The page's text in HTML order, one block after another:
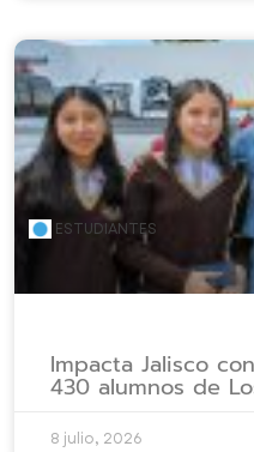
ESTUDIANTES
Impacta Jalisco
430 alumnos de
8 julio, 2026